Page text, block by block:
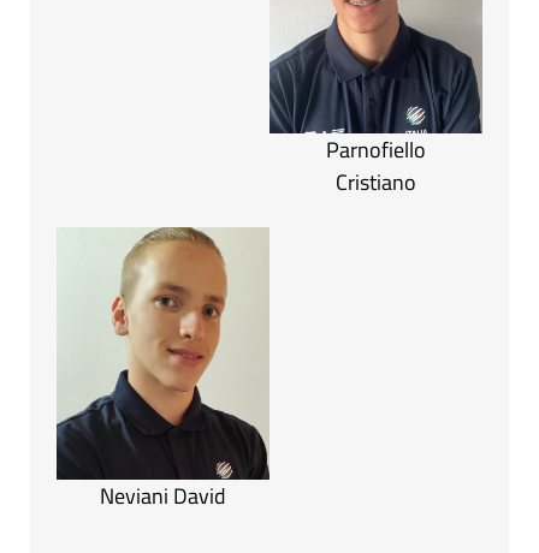
Parnofiello
Cristiano
Neviani David